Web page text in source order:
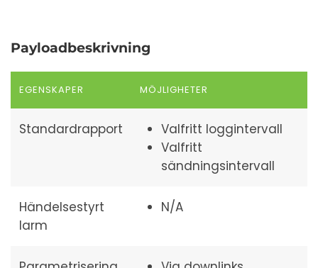
Payloadbeskrivning
EGENSKAPER MÖJLIGHETER
Standardrapport
Valfritt loggintervall
Valfritt
sändningsintervall
Händelsestyrt
larm
N/A